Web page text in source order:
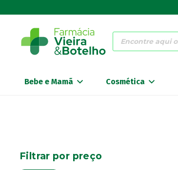
Products
search
Bebe e Mamã Cosmética
Filtrar por preço